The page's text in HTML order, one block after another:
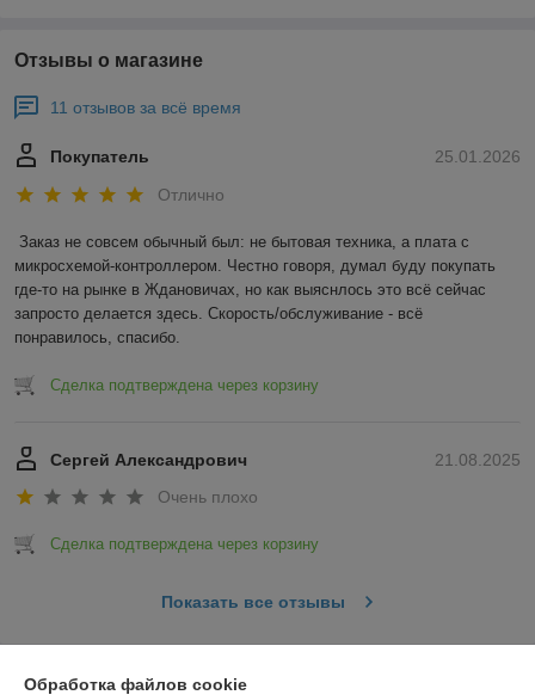
Отзывы о магазине
11 отзывов за всё время
25.01.2026
Покупатель
Отлично
Заказ не совсем обычный был: не бытовая техника, а плата с
микросхемой-контроллером. Честно говоря, думал буду покупать
где-то на рынке в Ждановичах, но как выяснлось это всё сейчас
запросто делается здесь. Скорость/обслуживание - всё
понравилось, спасибо.
Сделка подтверждена через корзину
21.08.2025
Сергей Александрович
Очень плохо
Сделка подтверждена через корзину
Показать все отзывы
О нас
Обработка файлов cookie